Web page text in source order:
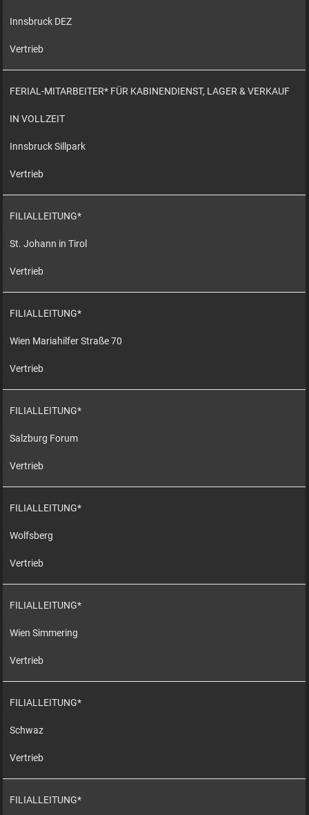
Innsbruck DEZ
Vertrieb
FERIAL-MITARBEITER* FÜR KABINENDIENST, LAGER & VERKAUF
IN VOLLZEIT
Innsbruck Sillpark
Vertrieb
FILIALLEITUNG*
St. Johann in Tirol
Vertrieb
FILIALLEITUNG*
Wien Mariahilfer Straße 70
Vertrieb
FILIALLEITUNG*
Salzburg Forum
Vertrieb
FILIALLEITUNG*
Wolfsberg
Vertrieb
FILIALLEITUNG*
Wien Simmering
Vertrieb
FILIALLEITUNG*
Schwaz
Vertrieb
FILIALLEITUNG*